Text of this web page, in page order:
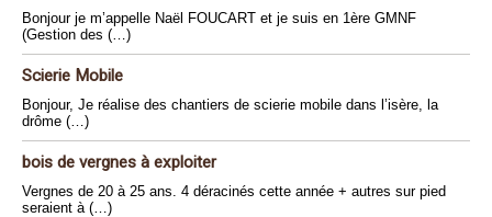
Bonjour je m’appelle Naël FOUCART et je suis en 1ère GMNF
(Gestion des (…)
Scierie Mobile
Bonjour, Je réalise des chantiers de scierie mobile dans l’isère, la
drôme (…)
bois de vergnes à exploiter
Vergnes de 20 à 25 ans. 4 déracinés cette année + autres sur pied
seraient à (…)